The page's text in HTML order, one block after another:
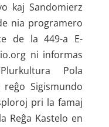
kaj Sandomierz
nia programero
de la 449-a E-
ni informas
Pola
Sigismundo
pri la famaj
Reĝa Kastelo en